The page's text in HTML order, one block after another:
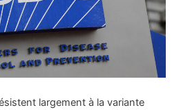
largement à la variante